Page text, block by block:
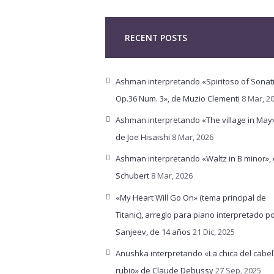
RECENT POSTS
Ashman interpretando «Spiritoso of
Op.36 Num. 3», de Muzio Clementi 8 Mar,
Ashman interpretando «The village in
de Joe Hisaishi 8 Mar, 2026
Ashman interpretando «Waltz in B minor»,
Schubert 8 Mar, 2026
«My Heart Will Go On» (tema principal de
Titanic), arreglo para piano interpretado
Sanjeev, de 14 años 21 Dic, 2025
Anushka interpretando «La chica del
rubio» de Claude Debussy27 Sep, 2025